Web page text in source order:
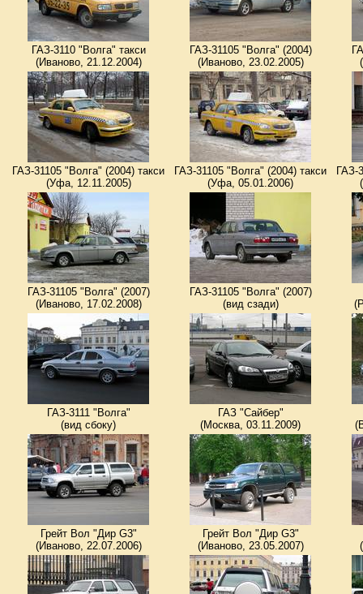
ГАЗ-3110 "Волга" такси
(Иваново, 21.12.2004)
ГАЗ-31105 "Волга" (2004)
(Иваново, 23.02.2005)
ГАЗ-31105 "Волга" (2004) такси
(Уфа, 12.11.2005)
ГАЗ-31105 "Волга" (2004) такси
(Уфа, 05.01.2006)
ГАЗ-
ГАЗ-31105 "Волга" (2007)
(Иваново, 17.02.2008)
ГАЗ-31105 "Волга" (2007)
(вид сзади)
ГАЗ-3111 "Волга"
(вид сбоку)
ГАЗ "Сайбер"
(Москва, 03.11.2009)
Грейт Вол "Дир G3"
(Иваново, 22.07.2006)
Грейт Вол "Дир G3"
(Иваново, 23.05.2007)